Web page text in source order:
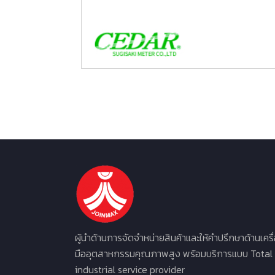
ผู้นำด้านการจัดจำหน่ายสินค้าและให้คำปรึกษาด้านเค
มืออุตสาหกรรมคุณภาพสูง พร้อมบริการแบบ Total
industrial service provider